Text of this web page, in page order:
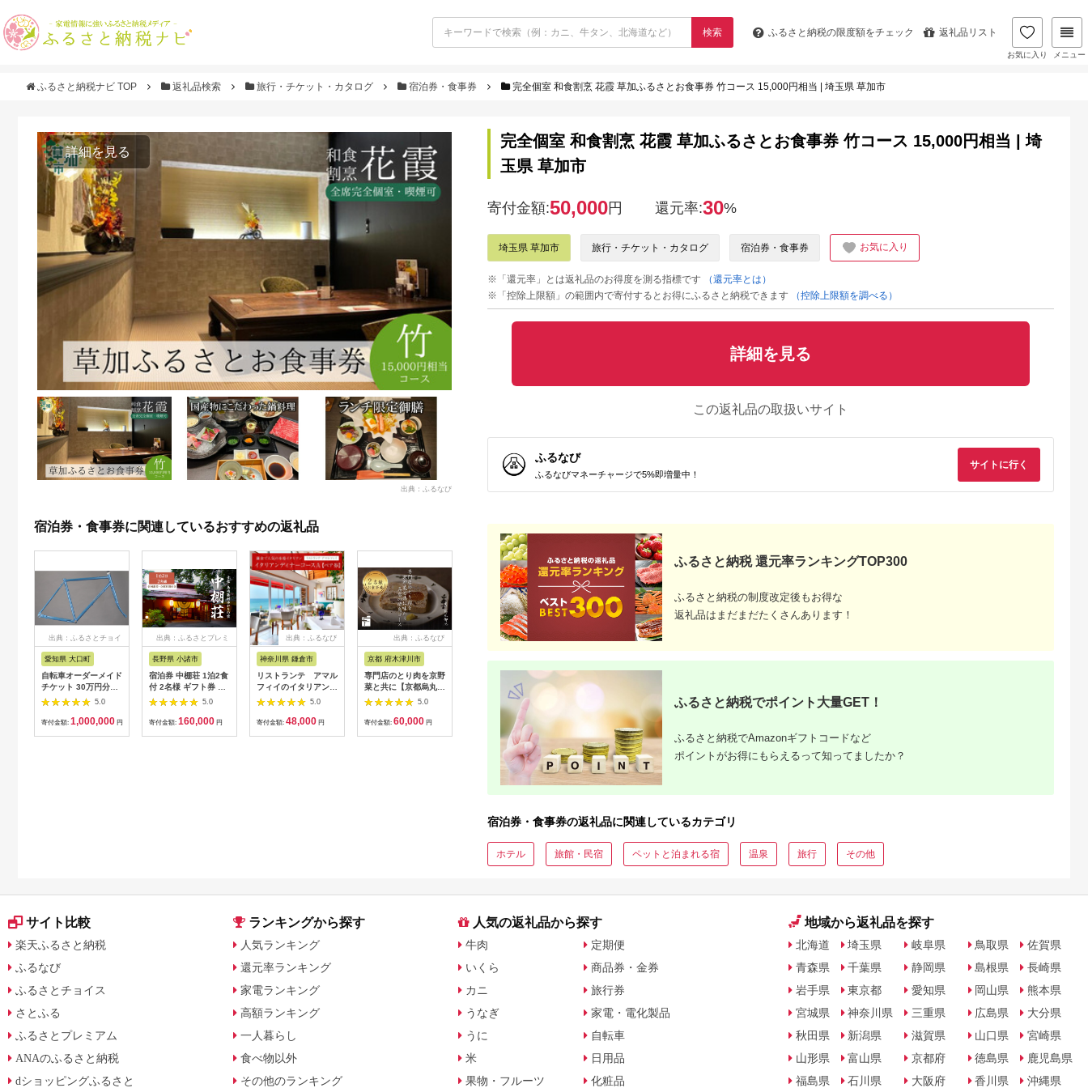
検索 ふるさと納税の限度額をチェック 返礼品リスト
お気に入り メニュー
ふるさと納税ナビ TOP 返礼品検索 旅行・チケット・カタログ 宿泊券・食事券 完全個室 和食割烹 花霞 草加ふるさとお食事券 竹コース 15,000円相当 | 埼玉県 草加市
詳細を見る
出典：ふるなび
宿泊券・食事券に関連しているおすすめの返礼品
出典：ふるさとチョイ
愛知県 大口町
自転車オーダーメイド
チケット 30万円分
【1360365】
5.0
寄付金額: 1,000,000 円
出典：ふるさとプレミ
長野県 小諸市
宿泊券 中棚荘 1泊2食
付 2名様 ギフト券 チ
ケット 券 宿泊 旅行
5.0
寄付金額: 160,000 円
出典：ふるなび
神奈川県 鎌倉市
リストランテ アマル
フィイのイタリアンデ
ィナーコースA ペア
5.0
寄付金額: 48,000 円
出典：ふるなび
京都 府木津川市
専門店のとり肉を京野
菜と共に【京都烏丸御
池】で味わう2名様焼
鳥コースお食事券
064-15
5.0
寄付金額: 60,000 円
出典：ふるなび
界 雲仙 ふるさと納
税宿泊ギフト券
（15,000円）【星野
リゾート】
5.0
50,000
出典：ふるなび
お食事券(ペア) チケッ
14,000
ス
300,000円_GI-
C701_(都城市) ゴルフ
ップ ゼクシオ スリク
ソン クリーブランド
チケット 購入補助券
5.0
ス
用可能な長野原町ふる
さと感謝券（3,000円
5.0
アム
完全個室 和食割烹 花霞 草加ふるさとお食事券 竹コース 15,000円相当 | 埼
玉県 草加市
寄付金額:50,000円 還元率:30%
埼玉県 草加市 旅行・チケット・カタログ 宿泊券・食事券 お気に入り
※「還元率」とは返礼品のお得度を測る指標です
（還元率とは）
※「控除上限額」の範囲内で寄付するとお得にふるさと納税できます
（控除上限額を調べる）
詳細を見る
この返礼品の取扱いサイト
ふるなび
ふるなびマネーチャージで5%即増量中！
サイトに行く
ふるさと納税 還元率ランキングTOP300
ふるさと納税の制度改定後もお得な
返礼品はまだまだたくさんあります！
ふるさと納税でポイント大量GET！
ふるさと納税でAmazonギフトコードなど
ポイントがお得にもらえるって知ってましたか？
宿泊券・食事券の返礼品に関連しているカテゴリ
ホテル 旅館・民宿 ペットと泊まれる宿 温泉 旅行 その他
サイト比較
楽天ふるさと納税
ふるなび
ふるさとチョイス
さとふる
ふるさとプレミアム
ANAのふるさと納税
dショッピングふるさと
ランキングから探す
人気ランキング
還元率ランキング
家電ランキング
高額ランキング
一人暮らし
食べ物以外
その他のランキング
人気の返礼品から探す
牛肉
いくら
カニ
うなぎ
うに
米
果物・フルーツ
定期便
商品券・金券
旅行券
家電・電化製品
自転車
日用品
化粧品
地域から返礼品を探す
北海道
青森県
岩手県
宮城県
秋田県
山形県
福島県
埼玉県
千葉県
東京都
神奈川県
新潟県
富山県
石川県
岐阜県
静岡県
愛知県
三重県
滋賀県
京都府
大阪府
鳥取県
島根県
岡山県
広島県
山口県
徳島県
香川県
佐賀県
長崎県
熊本県
大分県
宮崎県
鹿児島県
沖縄県